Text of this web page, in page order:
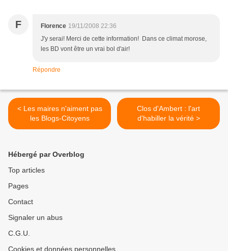
F Florence 19/11/2008 22:36
J'y serai! Merci de cette information! Dans ce climat morose,
les BD vont être un vrai bol d'air!
Répondre
< Les maires n'aiment pas
les Blogs-Citoyens
Clos d'Ambert : l'art
d'habiller la vérité >
Hébergé par Overblog
Top articles
Pages
Contact
Signaler un abus
C.G.U.
Cookies et données personnelles